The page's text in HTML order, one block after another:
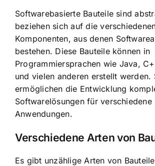
Softwarebasierte Bauteile sind
beziehen sich auf die
Komponenten, aus denen
bestehen. Diese Bauteile können in
Programmiersprachen wie Java,
und vielen anderen erstellt werden.
ermöglichen die Entwicklung
Softwarelösungen für verschiedene
Anwendungen.
Verschiedene Arten von
Es gibt unzählige Arten von